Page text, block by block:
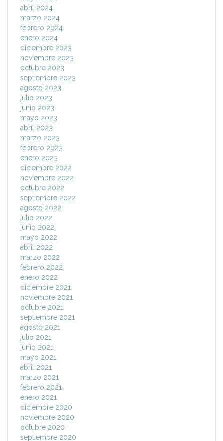
abril 2024
marzo 2024
febrero 2024
enero 2024
diciembre 2023
noviembre 2023
octubre 2023
septiembre 2023
agosto 2023
julio 2023
junio 2023
mayo 2023
abril 2023
marzo 2023
febrero 2023
enero 2023
diciembre 2022
noviembre 2022
octubre 2022
septiembre 2022
agosto 2022
julio 2022
junio 2022
mayo 2022
abril 2022
marzo 2022
febrero 2022
enero 2022
diciembre 2021
noviembre 2021
octubre 2021
septiembre 2021
agosto 2021
julio 2021
junio 2021
mayo 2021
abril 2021
marzo 2021
febrero 2021
enero 2021
diciembre 2020
noviembre 2020
octubre 2020
septiembre 2020